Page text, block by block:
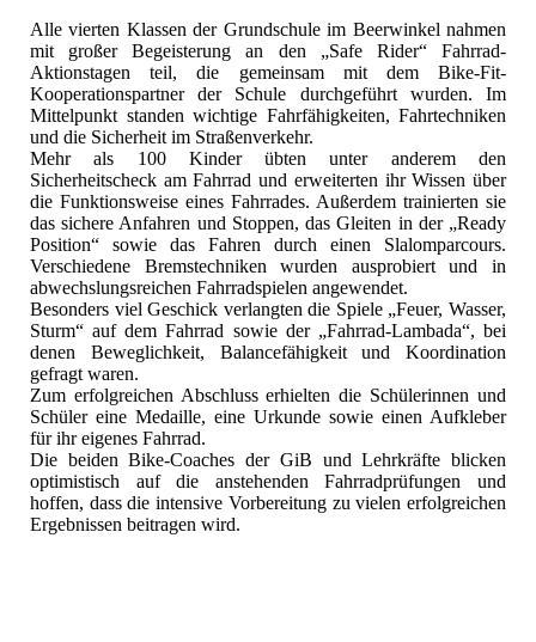
Alle vierten Klassen der Grundschule im Beerwinkel nahmen
mit großer Begeisterung an den „Safe Rider“ Fahrrad-
Aktionstagen teil, die gemeinsam mit dem Bike-Fit-
Kooperationspartner der Schule durchgeführt wurden. Im
Mittelpunkt standen wichtige Fahrfähigkeiten, Fahrtechniken
und die Sicherheit im Straßenverkehr.
Mehr als 100 Kinder übten unter anderem den
Sicherheitscheck am Fahrrad und erweiterten ihr Wissen über
die Funktionsweise eines Fahrrades. Außerdem trainierten sie
das sichere Anfahren und Stoppen, das Gleiten in der „Ready
Position“ sowie das Fahren durch einen Slalomparcours.
Verschiedene Bremstechniken wurden ausprobiert und in
abwechslungsreichen Fahrradspielen angewendet.
Besonders viel Geschick verlangten die Spiele „Feuer, Wasser,
Sturm“ auf dem Fahrrad sowie der „Fahrrad-Lambada“, bei
denen Beweglichkeit, Balancefähigkeit und Koordination
gefragt waren.
Zum erfolgreichen Abschluss erhielten die Schülerinnen und
Schüler eine Medaille, eine Urkunde sowie einen Aufkleber
für ihr eigenes Fahrrad.
Die beiden Bike-Coaches der GiB und Lehrkräfte blicken
optimistisch auf die anstehenden Fahrradprüfungen und
hoffen, dass die intensive Vorbereitung zu vielen erfolgreichen
Ergebnissen beitragen wird.